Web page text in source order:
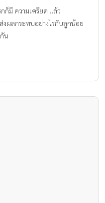
ก็มี ความเครียด แล้ว
งผลกระทบอย่างไรกับลูกน้อย
น